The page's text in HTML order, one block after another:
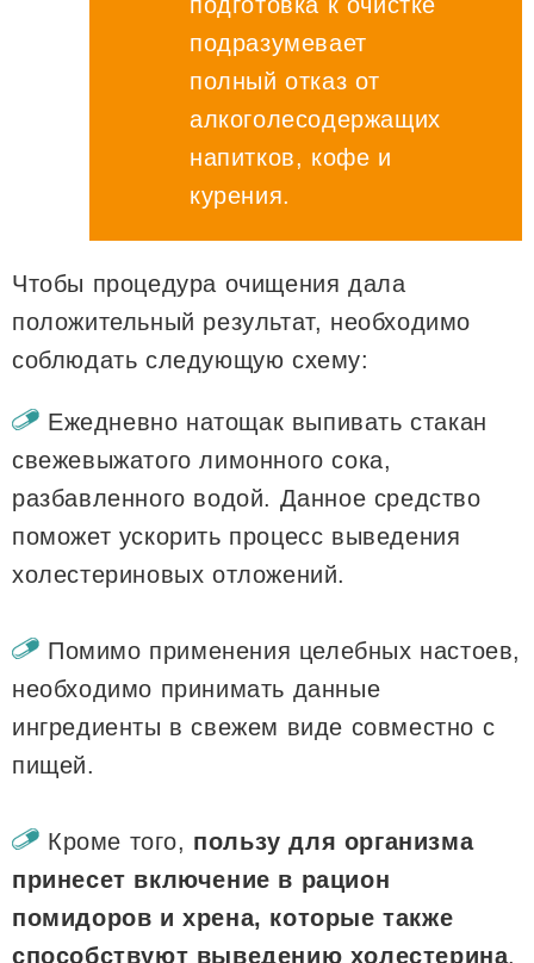
подразумевает
полный отказ от
алкоголесодержащих
напитков, кофе и
курения.
Чтобы процедура очищения дала
положительный результат, необходимо
соблюдать следующую схему:
Ежедневно натощак выпивать стакан
свежевыжатого лимонного сока,
разбавленного водой. Данное средство
поможет ускорить процесс выведения
холестериновых отложений.
Помимо применения целебных настоев,
необходимо принимать данные
ингредиенты в свежем виде совместно с
пищей.
Кроме того, пользу для организма
принесет включение в рацион
помидоров и хрена, которые также
способствуют выведению холестерина.